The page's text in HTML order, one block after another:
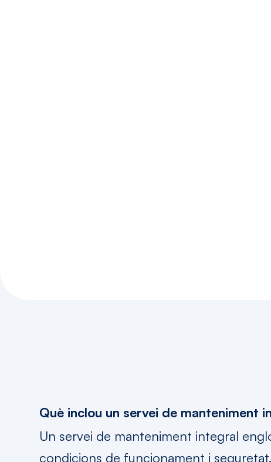
Preguntes
integral
Què inclou un servei de manteniment
Un servei de manteniment integral
condicions de funcionament i